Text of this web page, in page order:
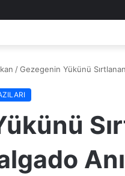
/Gezegenin Yükünü